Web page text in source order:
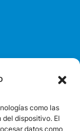
como las
dispositivo. El
datos como